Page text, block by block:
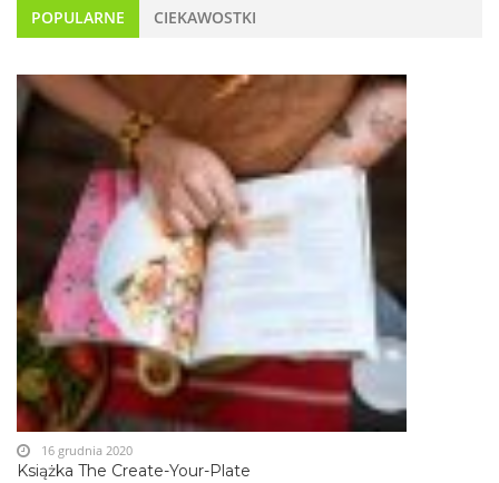
POPULARNE CIEKAWOSTKI
Książka The Create-Your-Plate
16 grudnia 2020